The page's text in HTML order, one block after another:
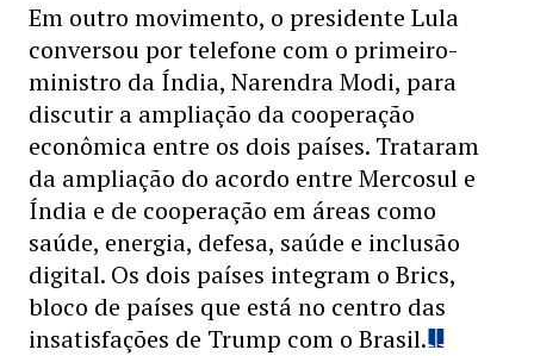
Em outro movimento, o presidente Lula
conversou por telefone com o primeiro-
ministro da Índia, Narendra Modi, para
discutir a ampliação da cooperação
econômica entre os dois países. Trataram
da ampliação do acordo entre Mercosul e
Índia e de cooperação em áreas como
saúde, energia, defesa, saúde e inclusão
digital. Os dois países integram o Brics,
bloco de países que está no centro das
insatisfações de Trump com o Brasil.